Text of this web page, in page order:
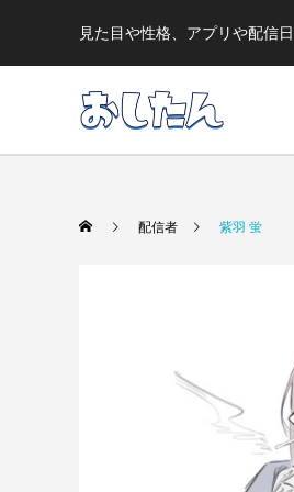
見た目や性格、アプリや配信
配信者 紫羽 蛍